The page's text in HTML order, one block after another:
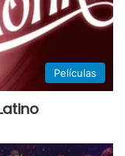
Películas